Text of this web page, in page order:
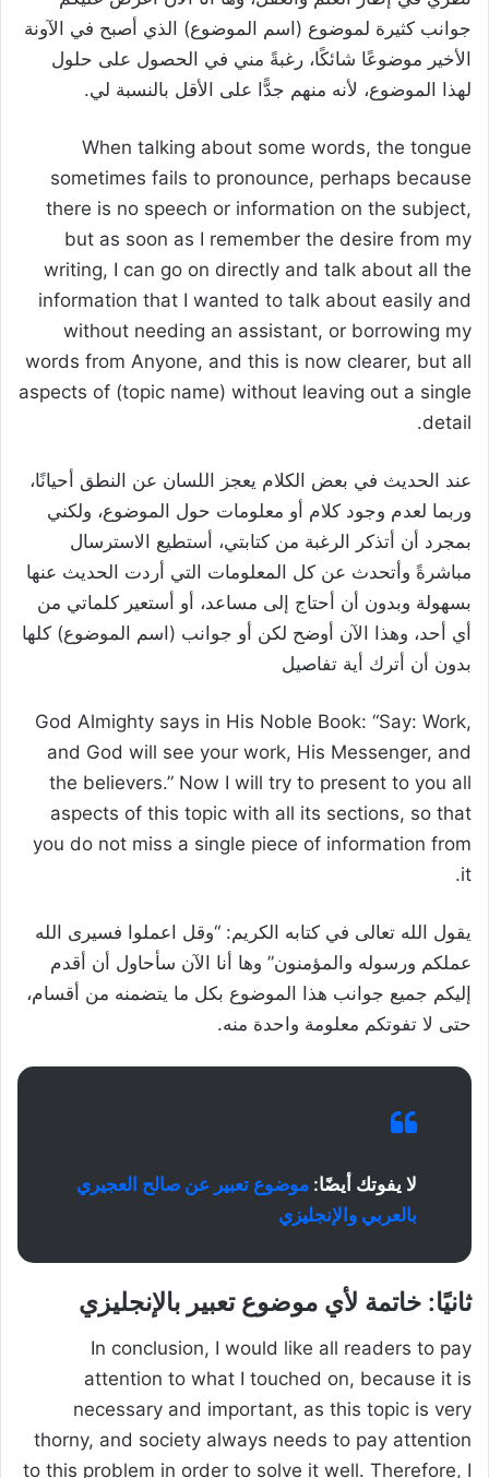
جوانب كثيرة لموضوع (اسم الموضوع) الذي أصبح في الآونة
الأخير موضوعًا شائكًا، رغبةً مني في الحصول على حلول
لهذا الموضوع، لأنه منهم جدًّا على الأقل بالنسبة لي.
When talking about some words, the tongue
sometimes fails to pronounce, perhaps because
there is no speech or information on the subject,
but as soon as I remember the desire from my
writing, I can go on directly and talk about all the
information that I wanted to talk about easily and
without needing an assistant, or borrowing my
words from Anyone, and this is now clearer, but all
aspects of (topic name) without leaving out a single
detail.
عند الحديث في بعض الكلام يعجز اللسان عن النطق أحيانًا،
وربما لعدم وجود كلام أو معلومات حول الموضوع، ولكني
بمجرد أن أتذكر الرغبة من كتابتي، أستطيع الاسترسال
مباشرةً وأتحدث عن كل المعلومات التي أردت الحديث عنها
بسهولة وبدون أن أحتاج إلى مساعد، أو أستعير كلماتي من
أي أحد، وهذا الآن أوضح لكن أو جوانب (اسم الموضوع) كلها
بدون أن أترك أية تفاصيل
God Almighty says in His Noble Book: “Say: Work,
and God will see your work, His Messenger, and
the believers.” Now I will try to present to you all
aspects of this topic with all its sections, so that
you do not miss a single piece of information from
it.
يقول الله تعالى في كتابه الكريم: “وقل اعملوا فسيرى الله
عملكم ورسوله والمؤمنون” وها أنا الآن سأحاول أن أقدم
إليكم جميع جوانب هذا الموضوع بكل ما يتضمنه من أقسام،
حتى لا تفوتكم معلومة واحدة منه.
لا يفوتك أيضًا: موضوع تعبير عن صالح العجيري
بالعربي والإنجليزي
ثانيًا: خاتمة لأي موضوع تعبير بالإنجليزي
In conclusion, I would like all readers to pay
attention to what I touched on, because it is
necessary and important, as this topic is very
thorny, and society always needs to pay attention
to this problem in order to solve it well. Therefore, I